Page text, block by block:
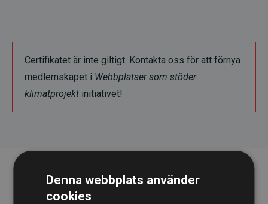
Certifikatet är inte giltigt. Kontakta oss för att förnya
medlemskapet i Webbplatser som stöder
klimatprojekt initiativet!
Denna webbplats använder
cookies